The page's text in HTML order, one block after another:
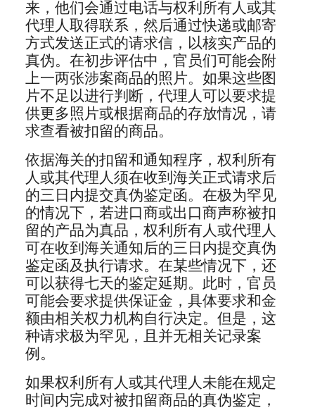
来，他们会通过电话与权利所有人或其
代理人取得联系，然后通过快递或邮寄
方式发送正式的请求信，以核实产品的
真伪。在初步评估中，官员们可能会附
上一两张涉案商品的照片。如果这些图
片不足以进行判断，代理人可以要求提
供更多照片或根据商品的存放情况，请
求查看被扣留的商品。
依据海关的扣留和通知程序，权利所有
人或其代理人须在收到海关正式请求后
的三日内提交真伪鉴定函。在极为罕见
的情况下，若进口商或出口商声称被扣
留的产品为真品，权利所有人或代理人
可在收到海关通知后的三日内提交真伪
鉴定函及执行请求。在某些情况下，还
可以获得七天的鉴定延期。此时，官员
可能会要求提供保证金，具体要求和金
额由相关权力机构自行决定。但是，这
种请求极为罕见，且并无相关记录案
例。
如果权利所有人或其代理人未能在规定
时间内完成对被扣留商品的真伪鉴定，